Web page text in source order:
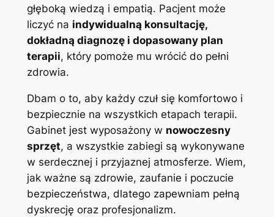
głęboką wiedzą i empatią. Pacjent może
liczyć na indywidualną konsultację,
dokładną diagnozę i dopasowany plan
terapii, który pomoże mu wrócić do pełni
zdrowia.
Dbam o to, aby każdy czuł się komfortowo i
bezpiecznie na wszystkich etapach terapii.
Gabinet jest wyposażony w nowoczesny
sprzęt, a wszystkie zabiegi są wykonywane
w serdecznej i przyjaznej atmosferze. Wiem,
jak ważne są zdrowie, zaufanie i poczucie
bezpieczeństwa, dlatego zapewniam pełną
dyskrecję oraz profesjonalizm.